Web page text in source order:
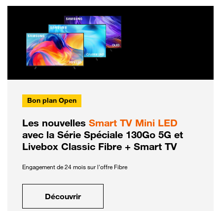
Bon plan Open
Les nouvelles Smart TV Mini LED
avec la Série Spéciale 130Go 5G et
Livebox Classic Fibre + Smart TV
Engagement de 24 mois sur l'offre Fibre
Découvrir